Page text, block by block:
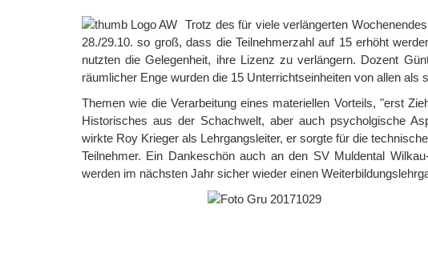
Trotz des für viele verlängerten
28./29.10. so groß, dass die Teilnehmerzahl auf 15 erhöht
nutzten die Gelegenheit, ihre Lizenz zu verlängern. Dozent
räumlicher Enge wurden die 15 Unterrichtseinheiten von allen als
Themen wie die Verarbeitung eines materiellen Vorteils, "erst
Historisches aus der Schachwelt, aber auch psycholgische
wirkte Roy Krieger als Lehrgangsleiter, er sorgte für die
Teilnehmer. Ein Dankeschön auch an den SV Muldental
werden im nächsten Jahr sicher wieder einen